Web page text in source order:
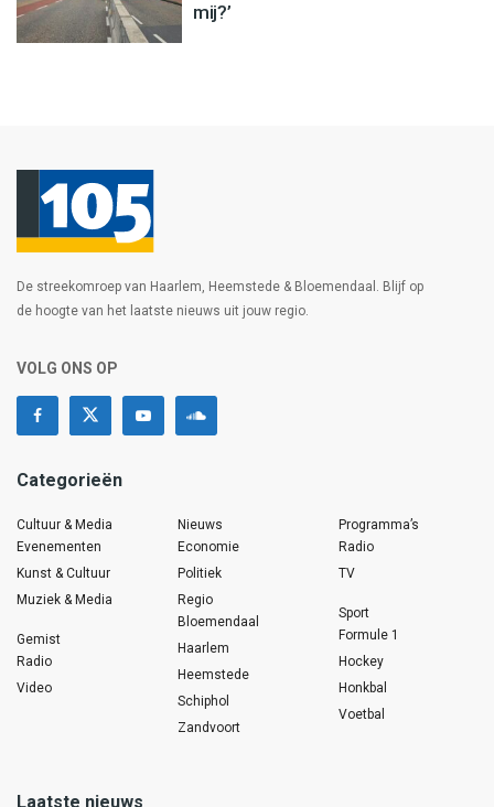
mij?’
De streekomroep van Haarlem, Heemstede & Bloemendaal. Blijf op
de hoogte van het laatste nieuws uit jouw regio.
VOLG ONS OP
Categorieën
Cultuur & Media
Evenementen
Kunst & Cultuur
Muziek & Media
Gemist
Radio
Video
Nieuws
Economie
Politiek
Regio
Bloemendaal
Haarlem
Heemstede
Schiphol
Zandvoort
Programma’s
Radio
TV
Sport
Formule 1
Hockey
Honkbal
Voetbal
Laatste nieuws